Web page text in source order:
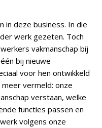
in deze business. In die
werk gezeten. Toch
vakmanschap bij
bij nieuwe
voor hen ontwikkeld
vermeld: onze
verstaan, welke
functies passen en
volgens onze